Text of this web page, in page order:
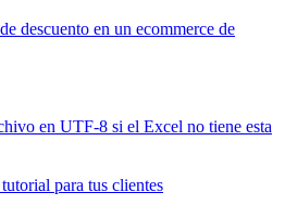
descuento en un ecommerce de
en UTF-8 si el Excel no tiene esta
para tus clientes